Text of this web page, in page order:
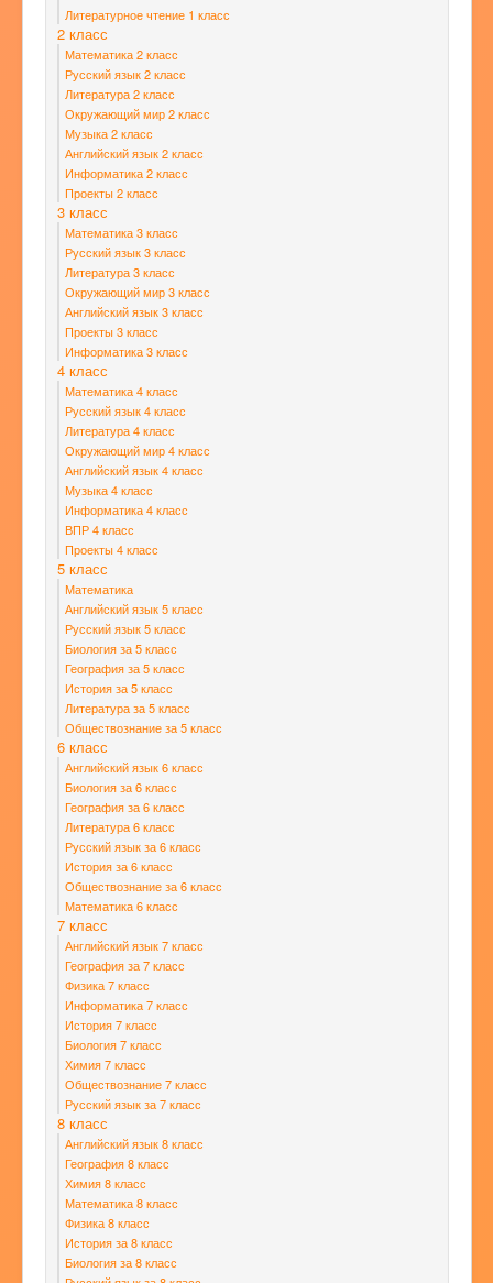
Литературное чтение 1 класс
2 класс
Математика 2 класс
Русский язык 2 класс
Литература 2 класс
Окружающий мир 2 класс
Музыка 2 класс
Английский язык 2 класс
Информатика 2 класс
Проекты 2 класс
3 класс
Математика 3 класс
Русский язык 3 класс
Литература 3 класс
Окружающий мир 3 класс
Английский язык 3 класс
Проекты 3 класс
Информатика 3 класс
4 класс
Математика 4 класс
Русский язык 4 класс
Литература 4 класс
Окружающий мир 4 класс
Английский язык 4 класс
Музыка 4 класс
Информатика 4 класс
ВПР 4 класс
Проекты 4 класс
5 класс
Математика
Английский язык 5 класс
Русский язык 5 класс
Биология за 5 класс
География за 5 класс
История за 5 класс
Литература за 5 класс
Обществознание за 5 класс
6 класс
Английский язык 6 класс
Биология за 6 класс
География за 6 класс
Литература 6 класс
Русский язык за 6 класс
История за 6 класс
Обществознание за 6 класс
Математика 6 класс
7 класс
Английский язык 7 класс
География за 7 класс
Физика 7 класс
Информатика 7 класс
История 7 класс
Биология 7 класс
Химия 7 класс
Обществознание 7 класс
Русский язык за 7 класс
8 класс
Английский язык 8 класс
География 8 класс
Химия 8 класс
Математика 8 класс
Физика 8 класс
История за 8 класс
Биология за 8 класс